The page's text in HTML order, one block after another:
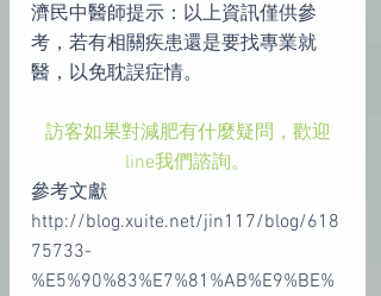
濟民中醫師提示：以上資訊僅供參
考，若有相關疾患還是要找專業就
醫，以免耽誤症情。
訪客如果對減肥有什麼疑問，歡迎
line我們諮詢。
參考文獻
http://blog.xuite.net/jin117/blog/618
75733-
%E5%90%83%E7%81%AB%E9%BE%